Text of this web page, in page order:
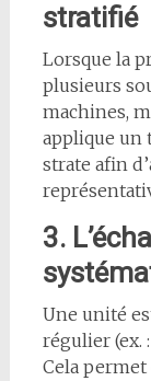
stratifié
Lorsque la
plusieurs
machines,
applique un
strate afin
3.
Une unité
régulier (ex.
Cela